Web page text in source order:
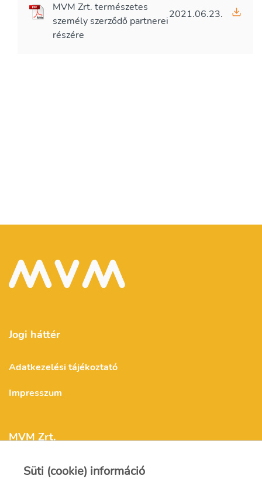
MVM Zrt. természetes
személy szerződő partnerei
részére
2021.06.23.
Jogi háttér
Adatkezelési tájékoztató
Impresszum
MVM Zrt.
Süti (cookie) információ